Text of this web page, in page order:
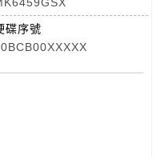
碟序號